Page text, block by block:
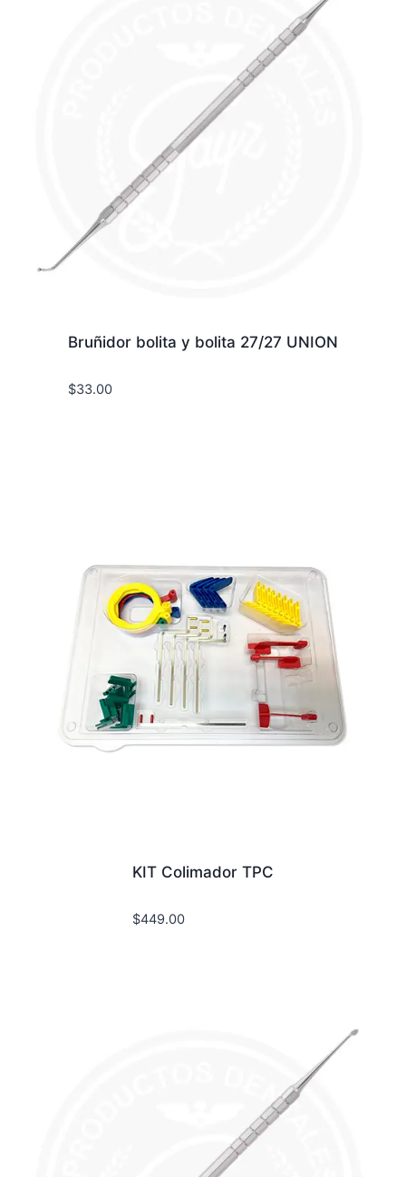
Bruñidor bolita y bolita 27/27 UNION
$33.00
KIT Colimador TPC
$449.00